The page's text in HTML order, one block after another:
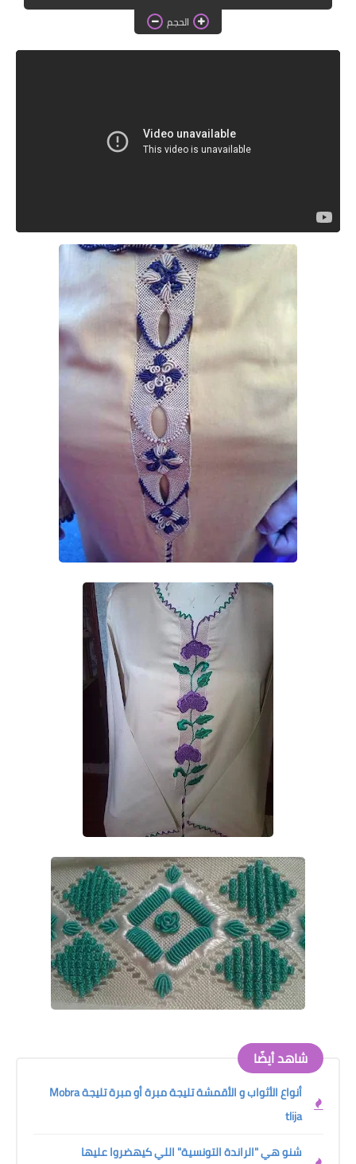
دروس الراندة للمبتدئات
اللباس التقليدي
الحجم
شاهد أيضًا
أنواع الأثواب و الأقمشة تليجة مبرة أو مبرة تليجة Mobra
tlija
شنو هي "الراندة التونسية" اللي كيهضروا عليها